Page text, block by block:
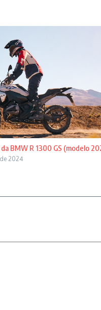
BMW R 1300 GS (modelo
2024